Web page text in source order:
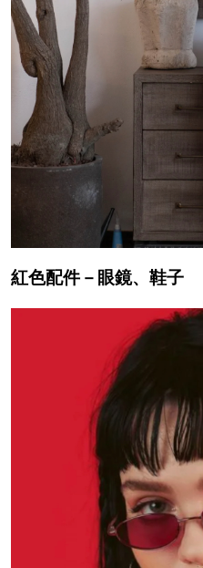
紅色配件－眼鏡、鞋子